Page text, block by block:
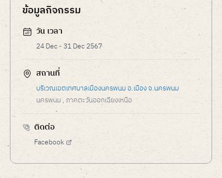
ข้อมูลกิจกรรม
วัน เวลา
24 Dec - 31 Dec 2567
สถานที่
บริเวณเขตเทศบาลเมืองนครพนม อ.เมือง จ.นครพนม
นครพนม, ภาคตะวันออกเฉียงเหนือ
ติดต่อ
Facebook